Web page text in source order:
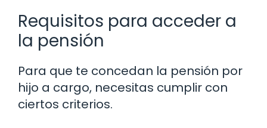
Requisitos para acceder a
la pensión
Para que te concedan la pensión por
hijo a cargo, necesitas cumplir con
ciertos criterios.